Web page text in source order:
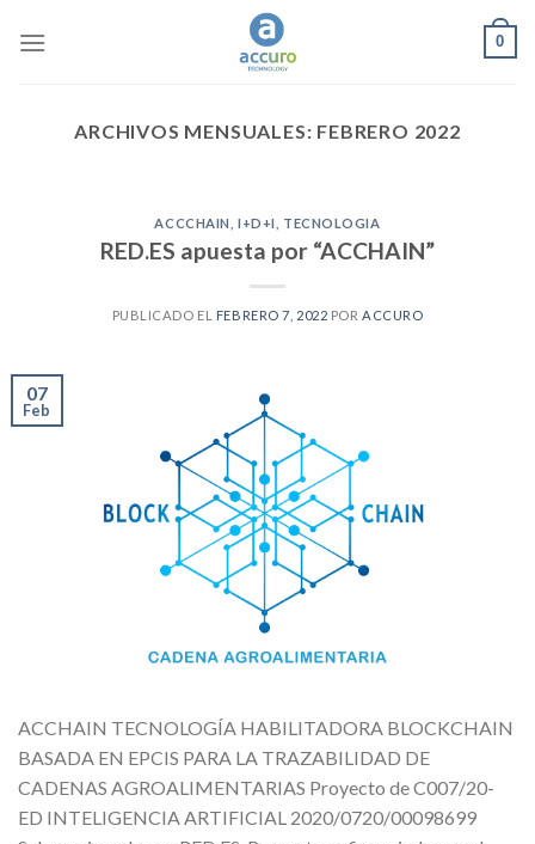
0
ARCHIVOS MENSUALES: FEBRERO 2022
ACCCHAIN ,I+D+I TECNOLOGIA
RED.ES apuesta por “ACCHAIN”
PUBLICADO EL FEBRERO 7, 2022 POR ACCURO
07
Feb
ACCHAIN TECNOLOGÍA HABILITADORA BLOCKCHAIN
BASADA EN EPCIS PARA LA TRAZABILIDAD DE
CADENAS AGROALIMENTARIAS Proyecto de C007/20-
ED INTELIGENCIA ARTIFICIAL 2020/0720/00098699